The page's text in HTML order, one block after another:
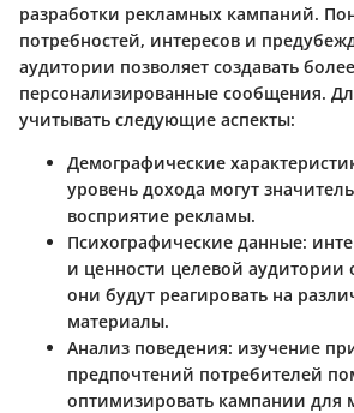
разработки рекламных кампаний.
потребностей, интересов и
аудитории позволяет создавать
персонализированные сообщения.
учитывать следующие аспекты:
Демографические
уровень дохода могут
восприятие рекламы.
Психографические данные:
и ценности целевой аудитории
они будут реагировать на
материалы.
Анализ поведения: изучение
предпочтений потребителей
оптимизировать кампании для